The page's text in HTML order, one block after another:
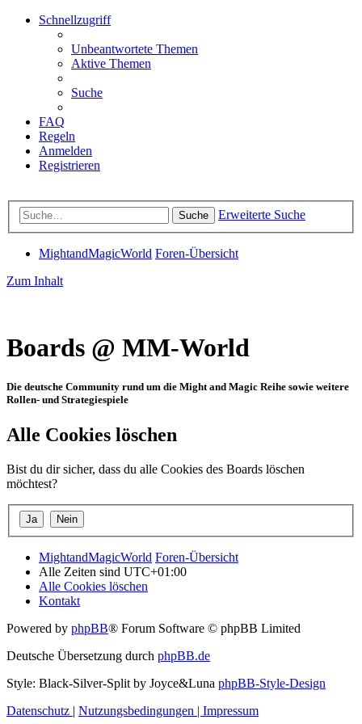
Schnellzugriff
Unbeantwortete Themen
Aktive Themen
Suche
FAQ
Regeln
Anmelden
Registrieren
Suche Erweiterte Suche
MightandMagicWorld Foren-Übersicht
Zum Inhalt
Boards @ MM-World
Die deutsche Community rund um die Might and Magic Reihe sowie weitere
Rollen- und Strategiespiele
Alle Cookies löschen
Bist du dir sicher, dass du alle Cookies des Boards löschen
möchtest?
MightandMagicWorld Foren-Übersicht
Alle Zeiten sind UTC+01:00
Alle Cookies löschen
Kontakt
Powered by phpBB® Forum Software © phpBB Limited
Deutsche Übersetzung durch phpBB.de
Style: Black-Silver-Split by Joyce&Luna phpBB-Style-Design
Datenschutz | Nutzungsbedingungen | Impressum